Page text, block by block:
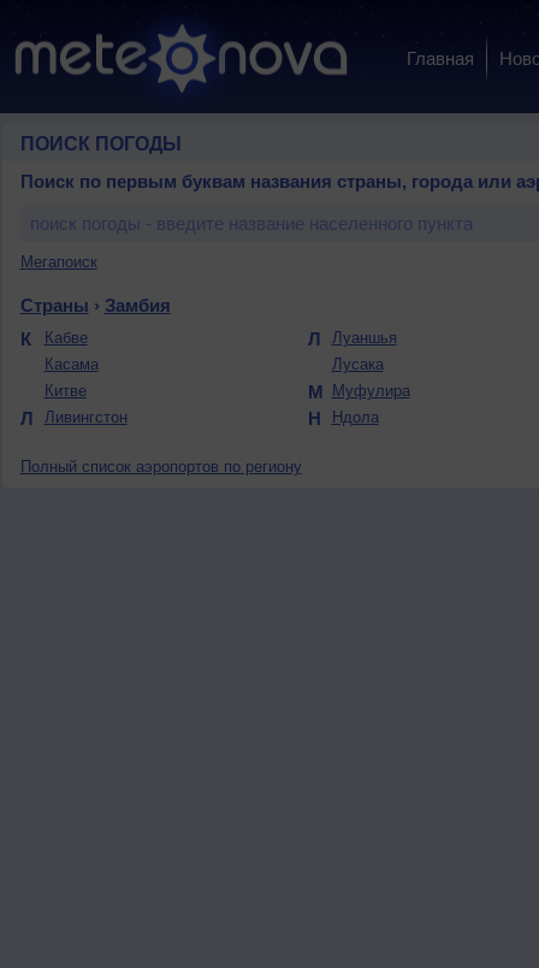
Главная
ПОИСК ПОГОДЫ
Поиск по первым буквам названия страны, города или
Мегапоиск
Страны › Замбия
К
Кабве
Касама
Китве
Л Ливингстон
Л
Луаншья
Лусака
М Муфулира
Н Ндола
Полный список аэропортов по региону